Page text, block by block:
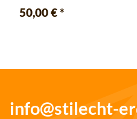
50,00 €*
info@stilecht-